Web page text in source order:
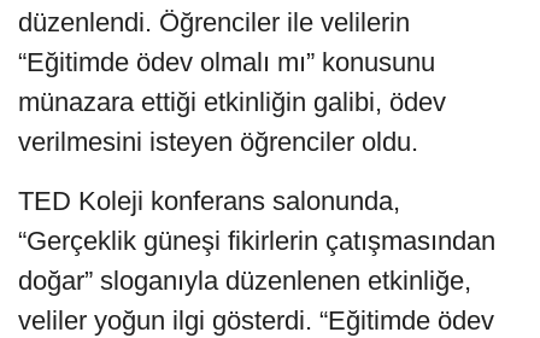
düzenlendi. Öğrenciler ile velilerin
“Eğitimde ödev olmalı mı” konusunu
münazara ettiği etkinliğin galibi, ödev
verilmesini isteyen öğrenciler oldu.
TED Koleji konferans salonunda,
“Gerçeklik güneşi fikirlerin çatışmasından
doğar” sloganıyla düzenlenen etkinliğe,
veliler yoğun ilgi gösterdi. “Eğitimde ödev